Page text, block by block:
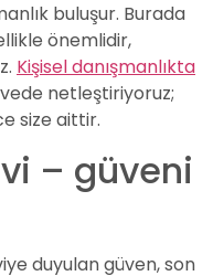
buluşur. Burada
önemlidir,
Kişisel danışmanlıkta
netleştiriyoruz;
size aittir.
– güveni
duyulan güven, son